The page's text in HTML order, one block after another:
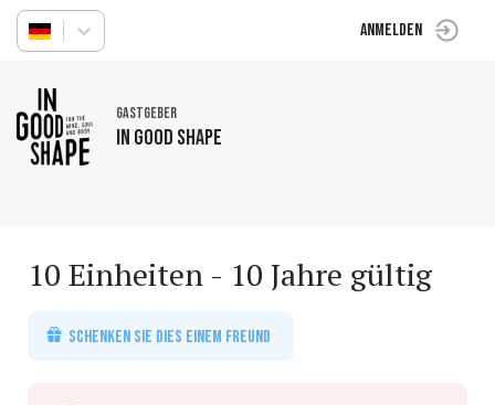
Anmelden
Gastgeber
in good shape
10 Einheiten - 10 Jahre gültig
Schenken Sie dies einem Freund